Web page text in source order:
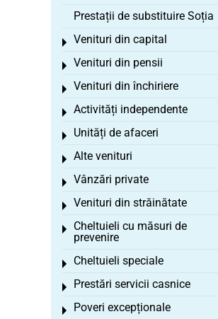
Prestații de substituire Soția
Venituri din capital
Toggle menu
Venituri din pensii
Toggle menu
Venituri din închiriere
Toggle menu
Activități independente
Toggle menu
Unități de afaceri
Toggle menu
Alte venituri
Toggle menu
Vânzări private
Toggle menu
Venituri din străinătate
Toggle menu
Cheltuieli cu măsuri de
prevenire
Toggle menu
Cheltuieli speciale
Toggle menu
Prestări servicii casnice
Toggle menu
Poveri excepționale
Toggle menu